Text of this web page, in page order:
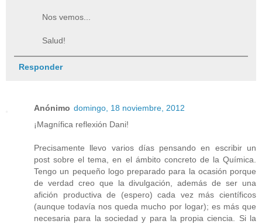
Nos vemos...
Salud!
Responder
Anónimo domingo, 18 noviembre, 2012
¡Magnífica reflexión Dani!
Precisamente llevo varios días pensando en escribir un
post sobre el tema, en el ámbito concreto de la Química.
Tengo un pequeño logo preparado para la ocasión porque
de verdad creo que la divulgación, además de ser una
afición productiva de (espero) cada vez más científicos
(aunque todavía nos queda mucho por logar); es más que
necesaria para la sociedad y para la propia ciencia. Si la